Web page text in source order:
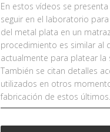
En estos vídeos se
seguir en el laboratorio
del metal plata en un
procedimiento es similar al
actualmente para platear la
También se citan detalles
utilizados en otros
fabricación de estos últimos.